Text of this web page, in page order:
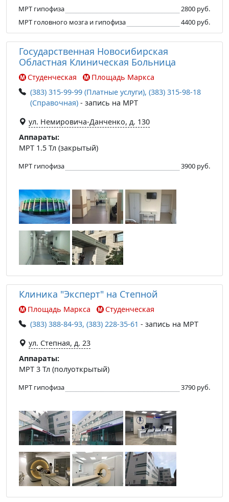
МРТ гипофиза
2800 руб.
МРТ головного мозга и гипофиза
4400 руб.
Государственная Новосибирская
Областная Клиническая Больница
Студенческая
Площадь Маркса
(383) 315-99-99 (Платные услуги), (383) 315-98-18
(Справочная) - запись на МРТ
ул. Немировича-Данченко, д. 130
Аппараты:
МРТ 1.5 Тл (закрытый)
МРТ гипофиза 3900 руб.
Клиника "Эксперт" на Степной
Площадь Маркса
Студенческая
(383) 388-84-93, (383) 228-35-61 - запись на МРТ
ул. Степная, д. 23
Аппараты:
МРТ 3 Тл (полуоткрытый)
МРТ гипофиза 3790 руб.